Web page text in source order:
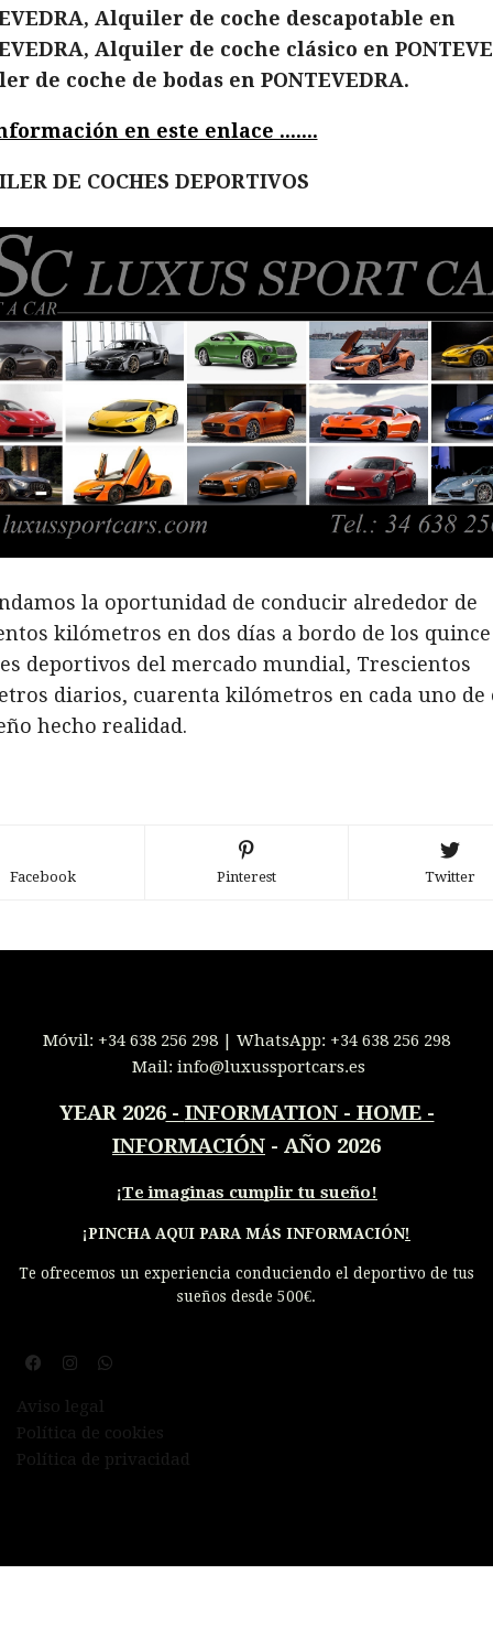
Alquiler de coche descapotable en
Alquiler de coche clásico en
de coche de bodas en PONTEVEDRA.
en este enlace .......
DE COCHES DEPORTIVOS
la oportunidad de conducir alrededor de
kilómetros en dos días a bordo de los quince
deportivos del mercado mundial, Trescientos
diarios, cuarenta kilómetros en cada uno de
hecho realidad.
Facebook Pinterest Twitter
Móvil: +34 638 256 298 | WhatsApp: +34 638 256 298
Mail: info@luxussportcars.es
YEAR 2026- INFORMATION - HOME -
INFORMACIÓN - AÑO 2026
¡Te imaginas cumplir tu sueño!
¡PINCHA AQUI PARA MÁS INFORMACIÓN!
Te ofrecemos un experiencia conduciendo el deportivo de tus
sueños desde 500€.
Aviso legal
Política de cookies
Política de privacidad